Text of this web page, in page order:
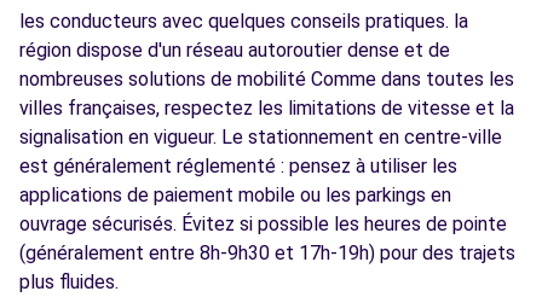
les conducteurs avec quelques conseils pratiques. la
région dispose d'un réseau autoroutier dense et de
nombreuses solutions de mobilité Comme dans toutes les
villes françaises, respectez les limitations de vitesse et la
signalisation en vigueur. Le stationnement en centre-ville
est généralement réglementé : pensez à utiliser les
applications de paiement mobile ou les parkings en
ouvrage sécurisés. Évitez si possible les heures de pointe
(généralement entre 8h-9h30 et 17h-19h) pour des trajets
plus fluides.